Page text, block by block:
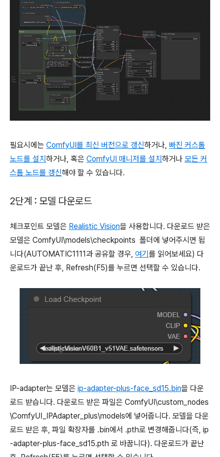
필요시에는 ComfyUI를 최신 버전으로 갱신하거나, 빠진 커스톰
노드를 설치하거나, 혹은 ComfyUI 매니저를 설치하거나 모든 커
스톰 노드를 갱신해야 할 수 있습니다.
2단계 : 모델 다운로드
체크포인트 모델은 Realistic Vision을 사용합니다. 다운로드 받은
모델은 ComfyUI\models\checkpoints 폴더에 넣어주시면 됩
니다(AUTOMATIC1111과 공유할 경우, 여기를 읽어보세요) 다
운로드가 끝난 후, Refresh(F5)를 누르면 선택할 수 있습니다.
IP-adapter는 모델은 ip-adapter-plus-face_sd15.bin을 다운
로드 받습니다. 다운로드 받은 파일은 ComfyUI\custom_nodes
\ComfyUI_IPAdapter_plus\models에 넣어줍니다. 모델을 다운
로드 받은 후, 파일 확장자를 .bin에서 .pth로 변경해줍니다(즉, ip
-adapter-plus-face_sd15.pth 로 바꿉니다). 다운로드가 끝난